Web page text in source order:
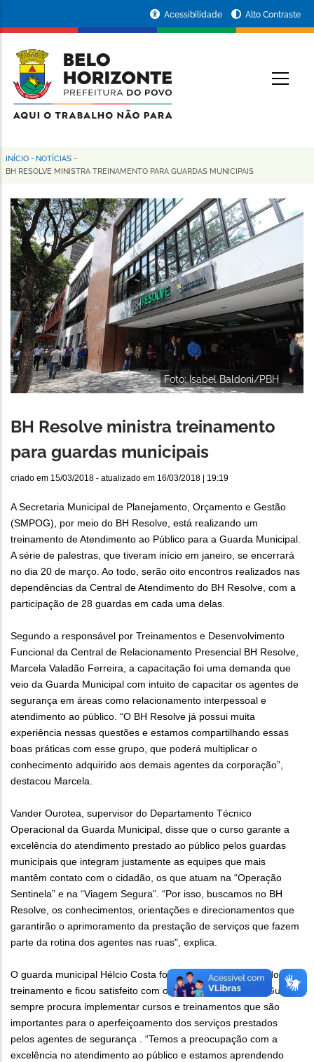
conteúdo
principal
da
Prefeitura
de
Horizonte
Acessibilidade Alto Contraste
Trilha
navegação
INÍCIO - NOTÍCIAS -
BH RESOLVE MINISTRA TREINAMENTO PARA GUARDAS MUNICIPAIS
Foto: Isabel Baldoni/PBH
BH Resolve ministra treinamento
para guardas municipais
criado em 15/03/2018 - atualizado em 16/03/2018 | 19:19
A Secretaria Municipal de Planejamento, Orçamento e Gestão
(SMPOG), por meio do BH Resolve, está realizando um
treinamento de Atendimento ao Público para a Guarda Municipal.
A série de palestras, que tiveram início em janeiro, se encerrará
no dia 20 de março. Ao todo, serão oito encontros realizados nas
dependências da Central de Atendimento do BH Resolve, com a
participação de 28 guardas em cada uma delas.
Segundo a responsável por Treinamentos e Desenvolvimento
Funcional da Central de Relacionamento Presencial BH Resolve,
Marcela Valadão Ferreira, a capacitação foi uma demanda que
veio da Guarda Municipal com intuito de capacitar os agentes de
segurança em áreas como relacionamento interpessoal e
atendimento ao público. “O BH Resolve já possui muita
experiência nessas questões e estamos compartilhando essas
boas práticas com esse grupo, que poderá multiplicar o
conhecimento adquirido aos demais agentes da corporação”,
destacou Marcela.
Vander Ourotea, supervisor do Departamento Técnico
Operacional da Guarda Municipal, disse que o curso garante a
excelência do atendimento prestado ao público pelos guardas
municipais que integram justamente as equipes que mais
mantêm contato com o cidadão, os que atuam na “Operação
Sentinela” e na “Viagem Segura”. “Por isso, buscamos no BH
Resolve, os conhecimentos, orientações e direcionamentos que
garantirão o aprimoramento da prestação de serviços que fazem
parte da rotina dos agentes nas ruas", explica.
O guarda municipal Hélcio Costa foi um dos participantes do
treinamento e ficou satisfeito com o conteúdo do curso. A Guarda
sempre procura implementar cursos e treinamentos que são
importantes para o aperfeiçoamento dos serviços prestados
pelos agentes de segurança . “Temos a preocupação com a
excelência no atendimento ao público e estamos aprendendo